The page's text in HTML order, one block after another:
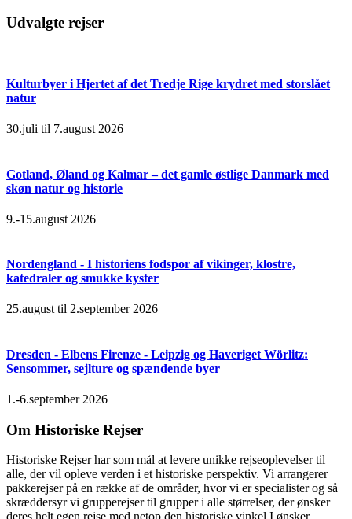
Udvalgte rejser
Kulturbyer i Hjertet af det Tredje Rige krydret med storslået
natur
30.juli til 7.august 2026
Gotland, Øland og Kalmar – det gamle østlige Danmark med
skøn natur og historie
9.-15.august 2026
Nordengland - I historiens fodspor af vikinger, klostre,
katedraler og smukke kyster
25.august til 2.september 2026
Dresden - Elbens Firenze - Leipzig og Haveriget Wörlitz:
Sensommer, sejlture og spændende byer
1.-6.september 2026
Om Historiske Rejser
Historiske Rejser har som mål at levere unikke rejseoplevelser til
alle, der vil opleve verden i et historiske perspektiv. Vi arrangerer
pakkerejser på en række af de områder, hvor vi er specialister og så
skræddersyr vi grupperejser til grupper i alle størrelser, der ønsker